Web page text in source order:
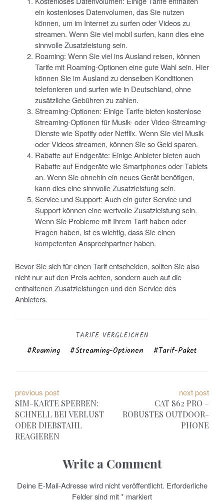
ein kostenloses Datenvolumen, das Sie nutzen
können, um im Internet zu surfen oder Videos zu
streamen. Wenn Sie viel mobil surfen, kann dies eine
sinnvolle Zusatzleistung sein.
Roaming: Wenn Sie viel ins Ausland reisen, können
Tarife mit Roaming-Optionen eine gute Wahl sein. Hier
können Sie im Ausland zu denselben Konditionen
telefonieren und surfen wie in Deutschland, ohne
zusätzliche Gebühren zu zahlen.
Streaming-Optionen: Einige Tarife bieten kostenlose
Streaming-Optionen für Musik- oder Video-Streaming-
Dienste wie Spotify oder Netflix. Wenn Sie viel Musik
oder Videos streamen, können Sie so Geld sparen.
Rabatte auf Endgeräte: Einige Anbieter bieten auch
Rabatte auf Endgeräte wie Smartphones oder Tablets
an. Wenn Sie ohnehin ein neues Gerät benötigen,
kann dies eine sinnvolle Zusatzleistung sein.
Service und Support: Auch ein guter Service und
Support können eine wertvolle Zusatzleistung sein.
Wenn Sie Probleme mit Ihrem Tarif haben oder
Fragen haben, ist es wichtig, dass Sie einen
kompetenten Ansprechpartner haben.
Bevor Sie sich für einen Tarif entscheiden, sollten Sie also
nicht nur auf den Preis achten, sondern auch auf die
enthaltenen Zusatzleistungen und den Service des
Anbieters.
TARIFE VERGLEICHEN
Roaming Streaming-Optionen Tarif-Paket
B
e
i
a
previous post
SIM-KARTE SPERREN:
SCHNELL BEI VERLUST
ODER DIEBSTAHL
REAGIEREN
next post
CAT S62 PRO –
ROBUSTES OUTDOOR-
PHONE
Write a Comment
Deine E-Mail-Adresse wird nicht veröffentlicht. Erforderliche
Felder sind mit* markiert